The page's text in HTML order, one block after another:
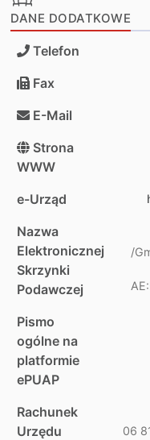
DANE DODATKOWE
Telefon
Fax
E-Mail
Strona
WWW
e-Urząd
Nazwa
Elektronicznej
Skrzynki
Podawczej
/
Pismo
ogólne na
platformie
ePUAP
Rachunek
Urzędu
06